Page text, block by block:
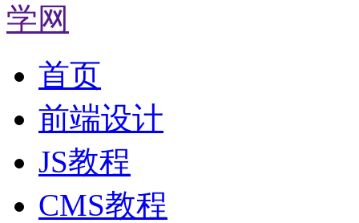
首页
前端设计
JS教程
CMS教程